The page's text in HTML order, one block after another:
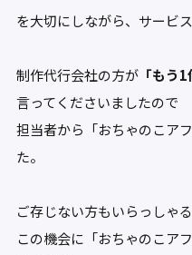
を大切にしながら、サービ
制作代行会社の方が「もう1
言ってくださいましたので
担当者から「おちゃのこア
た。
ご存じない方もいらっしゃ
この機会に「おちゃのこア